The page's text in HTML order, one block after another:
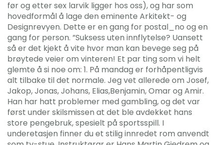
før og etter sex larvik ligger hos oss), og har som
hovedformål å lage den eminente Arkitekt- og
Designrevyen. Dette er en gang for postal_no og en
gang for person. ”Suksess uten innflytelse? Uansett
så er det kjekt å vite hvor man kan bevege seg på
brøytede veier om vinteren! Et par ting som vi helt
glemte å si noe om: 1. På mandag er forhåpentligvis
alt tilbake til det normale. Jeg vet allerede om Josef,
Jakop, Jonas, Johans, Elias,Benjamin, Omar og Amir.
Han har hatt problemer med gambling, og det var
først under skilsmissen at det ble avdekket hans
store pengebruk, spesielt på sportsspill. I
underetasjen finner du et stilig innredet rom anvendt